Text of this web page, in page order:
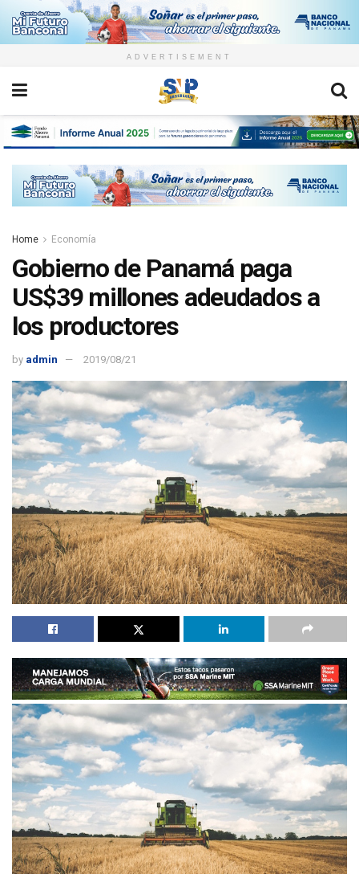
ADVERTISEMENT
Home Economía
Gobierno de Panamá paga
US$39 millones adeudados a
los productores
by admin 2019/08/21